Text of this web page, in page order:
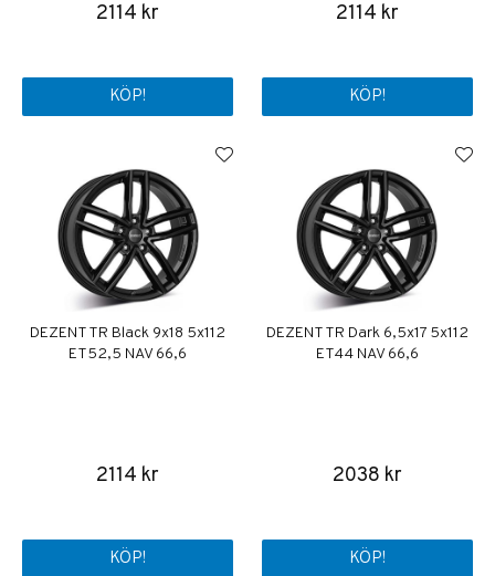
2114 kr
KÖP!
2114 kr
KÖP!
DEZENT TR Black 9x18 5x112
ET52,5 NAV 66,6
2114 kr
KÖP!
DEZENT TR Dark 6,5x17 5x112
ET44 NAV 66,6
2038 kr
KÖP!